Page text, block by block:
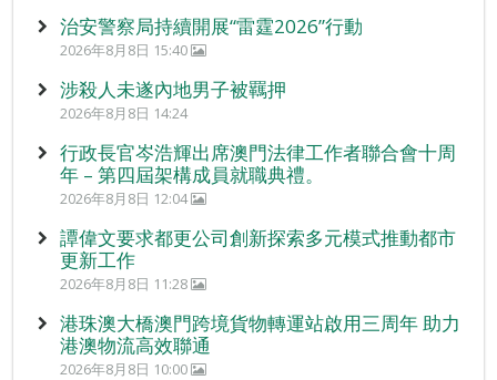
治安警察局持續開展“雷霆2026”行動
2026年8月8日 15:40
涉殺人未遂內地男子被羈押
2026年8月8日 14:24
行政長官岑浩輝出席澳門法律工作者聯合會十周
年 – 第四屆架構成員就職典禮。
2026年8月8日 12:04
譚偉文要求都更公司創新探索多元模式推動都市
更新工作
2026年8月8日 11:28
港珠澳大橋澳門跨境貨物轉運站啟用三周年 助力
港澳物流高效聯通
2026年8月8日 10:00